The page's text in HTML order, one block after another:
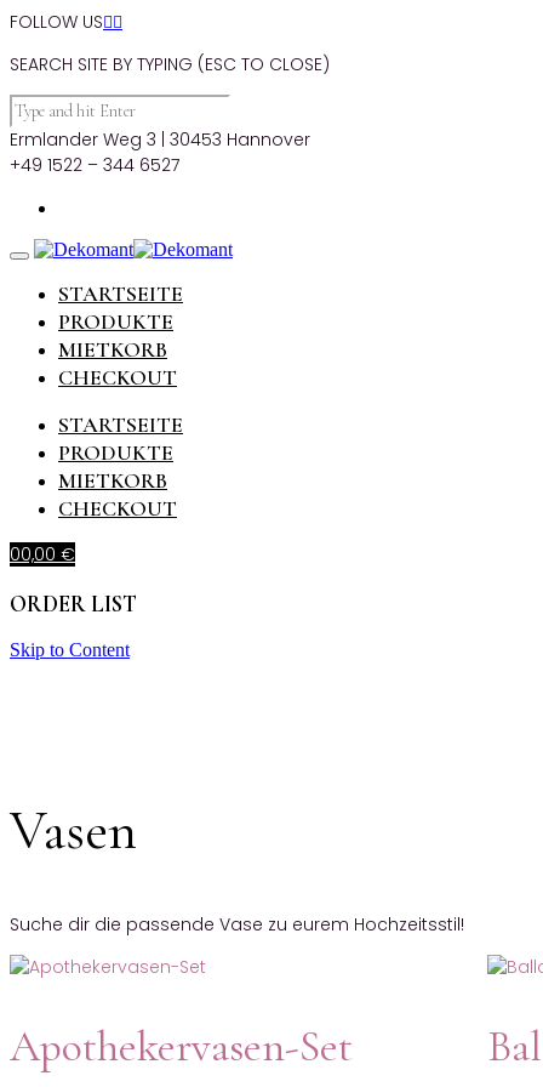
FOLLOW US
SEARCH SITE BY TYPING (ESC TO CLOSE)
Ermlander Weg 3 | 30453 Hannover
+49 1522 – 344 6527
STARTSEITE
PRODUKTE
MIETKORB
CHECKOUT
STARTSEITE
PRODUKTE
MIETKORB
CHECKOUT
00,00 €
ORDER LIST
Skip to Content
Vasen
Suche dir die passende Vase zu eurem Hochzeitsstil!
Apothekervasen-Set